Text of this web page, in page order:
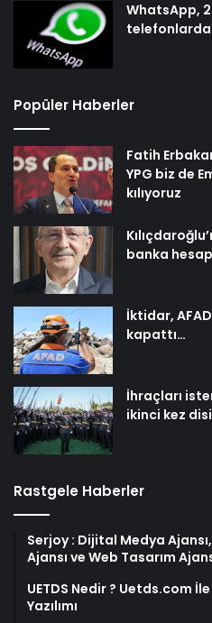
WhatsApp,
Popüler Haberler
Fatih
YPG biz de
kılıyoruz
banka
İktidar,
kapattı…
İhraçları
ikinci kez
Rastgele Haberler
Serjoy : Dijital Medya
Ajansı ve Web Tasarım
UETDS Nedir ? Uetds.com İle
Yazılımı